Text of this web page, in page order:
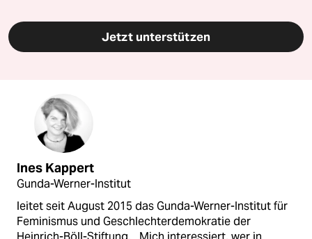
Jetzt unterstützen
Ines Kappert
Gunda-Werner-Institut
leitet seit August 2015 das Gunda-Werner-Institut für
Feminismus und Geschlechterdemokratie der